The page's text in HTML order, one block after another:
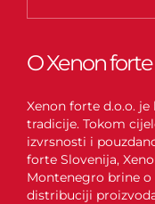
O Xenon forte
Xenon forte d.o.o.
tradicije. Tokom
izvrsnosti i
forte Slovenija,
Montenegro brine
distribuciji